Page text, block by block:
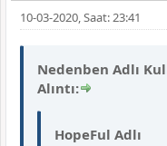
10-03-2020, Saat: 23:41
Nedenben Adlı
Alıntı:
HopeFul Adlı